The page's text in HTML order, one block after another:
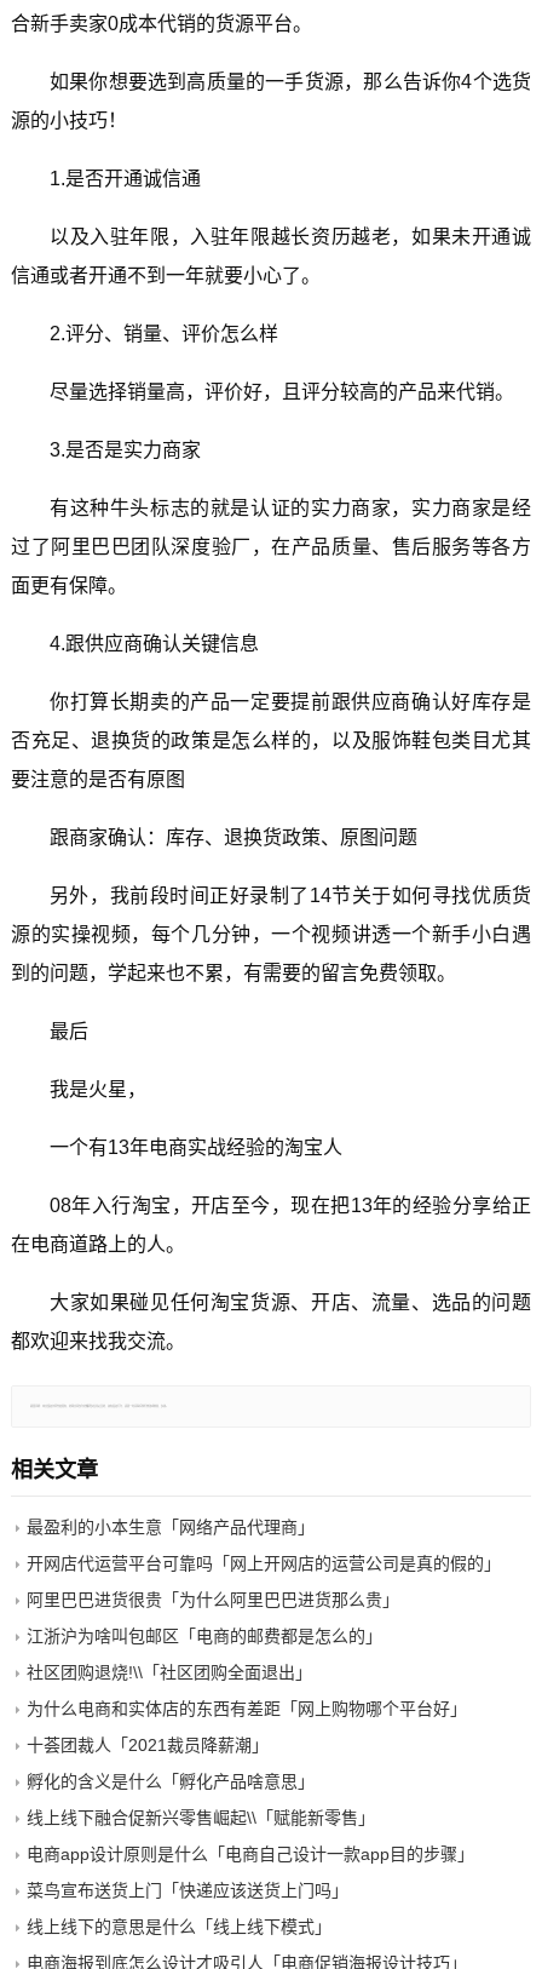
合新手卖家0成本代销的货源平台。
如果你想要选到高质量的一手货源，那么告诉你4个选货
源的小技巧！
1.是否开通诚信通
以及入驻年限，入驻年限越长资历越老，如果未开通诚
信通或者开通不到一年就要小心了。
2.评分、销量、评价怎么样
尽量选择销量高，评价好，且评分较高的产品来代销。
3.是否是实力商家
有这种牛头标志的就是认证的实力商家，实力商家是经
过了阿里巴巴团队深度验厂，在产品质量、售后服务等各方
面更有保障。
4.跟供应商确认关键信息
你打算长期卖的产品一定要提前跟供应商确认好库存是
否充足、退换货的政策是怎么样的，以及服饰鞋包类目尤其
要注意的是否有原图
跟商家确认：库存、退换货政策、原图问题
另外，我前段时间正好录制了14节关于如何寻找优质货
源的实操视频，每个几分钟，一个视频讲透一个新手小白遇
到的问题，学起来也不累，有需要的留言免费领取。
最后
我是火星，
一个有13年电商实战经验的淘宝人
08年入行淘宝，开店至今，现在把13年的经验分享给正
在电商道路上的人。
大家如果碰见任何淘宝货源、开店、流量、选品的问题
都欢迎来找我交流。
相关文章
最盈利的小本生意「网络产品代理商」
开网店代运营平台可靠吗「网上开网店的运营公司是真的假的」
阿里巴巴进货很贵「为什么阿里巴巴进货那么贵」
江浙沪为啥叫包邮区「电商的邮费都是怎么的」
社区团购退烧!\\「社区团购全面退出」
为什么电商和实体店的东西有差距「网上购物哪个平台好」
十荟团裁人「2021裁员降薪潮」
孵化的含义是什么「孵化产品啥意思」
线上线下融合促新兴零售崛起\\「赋能新零售」
电商app设计原则是什么「电商自己设计一款app目的步骤」
菜鸟宣布送货上门「快递应该送货上门吗」
线上线下的意思是什么「线上线下模式」
电商海报到底怎么设计才吸引人「电商促销海报设计技巧」